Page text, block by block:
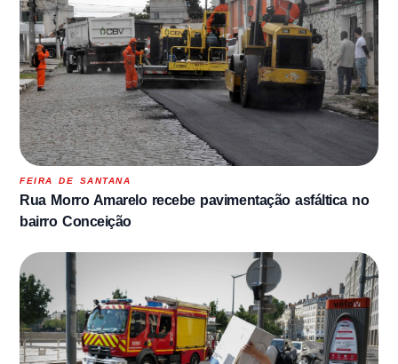
FEIRA DE SANTANA
Rua Morro Amarelo recebe pavimentação asfáltica no
bairro Conceição